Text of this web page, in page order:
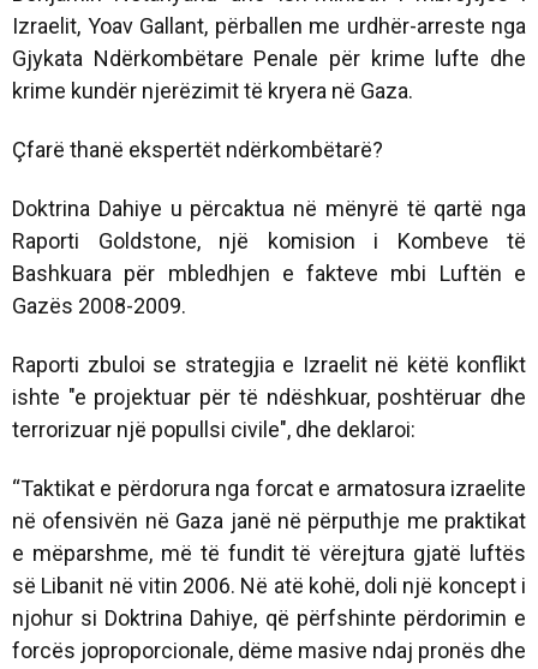
Izraelit, Yoav Gallant, përballen me urdhër-arreste nga
Gjykata Ndërkombëtare Penale për krime lufte dhe
krime kundër njerëzimit të kryera në Gaza.
Çfarë thanë ekspertët ndërkombëtarë?
Doktrina Dahiye u përcaktua në mënyrë të qartë nga
Raporti Goldstone, një komision i Kombeve të
Bashkuara për mbledhjen e fakteve mbi Luftën e
Gazës 2008-2009.
Raporti zbuloi se strategjia e Izraelit në këtë konflikt
ishte "e projektuar për të ndëshkuar, poshtëruar dhe
terrorizuar një popullsi civile", dhe deklaroi:
“Taktikat e përdorura nga forcat e armatosura izraelite
në ofensivën në Gaza janë në përputhje me praktikat
e mëparshme, më të fundit të vërejtura gjatë luftës
së Libanit në vitin 2006. Në atë kohë, doli një koncept i
njohur si Doktrina Dahiye, që përfshinte përdorimin e
forcës joproporcionale, dëme masive ndaj pronës dhe